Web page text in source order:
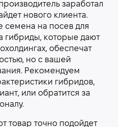
заработал
нового клиента.
семена на посев для
гибриды, которые дают
обеспечат
но с вашей
Рекомендуем
гибридов,
или обратится за
товар точно подойдет